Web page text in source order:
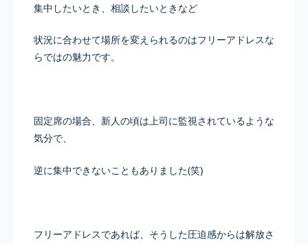
集中したいとき、相談したいときなど
状況に合わせて場所を変えられるのはフリーアドレスな
らではの魅力です。
固定席の場合、新人の頃は上司に監視されているような
気分で、
逆に集中できないこともありました(笑)
フリーアドレスであれば、そうした圧迫感からは解放さ